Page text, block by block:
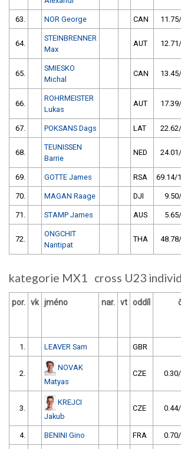
63. NOR George CAN
64.
STEINBRENNER
Max
AUT
65.
SMIESKO
Michal
CAN
66.
ROHRMEISTER
Lukas
AUT
67. POKSANS Dags LAT
68.
TEUNISSEN
Barrie
NED
69. GOTTE James RSA 69.14/
70. MAGAN Raage DJI
71. STAMP James AUS
72.
ONGCHIT
Nantipat
THA
kategorie MX1 cross U23
por. vk jméno nar. vt oddíl
1. LEAVER Sam GBR
2.
NOVAK
Matyas
CZE
3.
KREJCI
Jakub
CZE
4. BENINI Gino FRA